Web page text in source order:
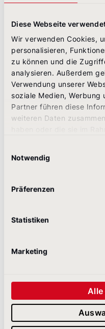
Diese Webseite
Wir verwenden Cookies,
personalisieren,
zu können und die
analysieren. Außerdem
Verwendung unserer
soziale Medien, Werbung
Partner führen diese
weiteren Daten
Notwendig
Präferenzen
Statistiken
Marketing
Alle
Interessenten
aktuellen
vor dem Hintergrund
Nicole Pohl, Senior
Reporting
Alle Projekte
Gezielte Google